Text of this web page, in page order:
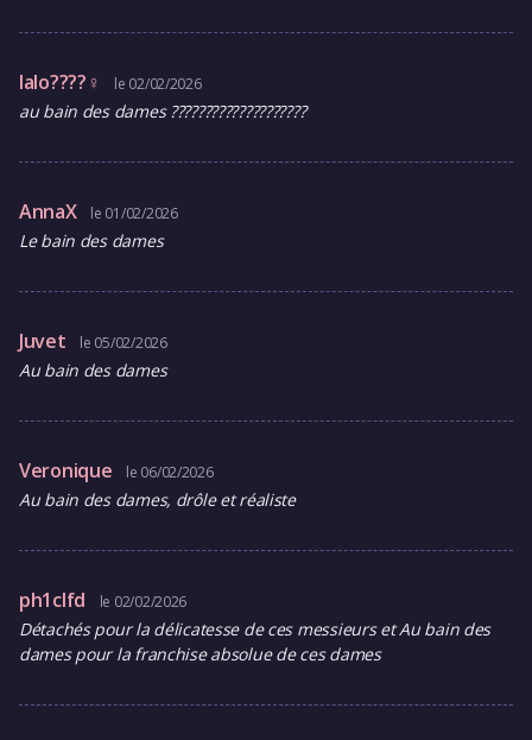
lalo????‍♀️ le 02/02/2026
au bain des dames ????????????????????
AnnaX le 01/02/2026
Le bain des dames
Juvet le 05/02/2026
Au bain des dames
Veronique le 06/02/2026
Au bain des dames, drôle et réaliste
ph1clfd le 02/02/2026
Détachés pour la délicatesse de ces messieurs et Au bain des
dames pour la franchise absolue de ces dames